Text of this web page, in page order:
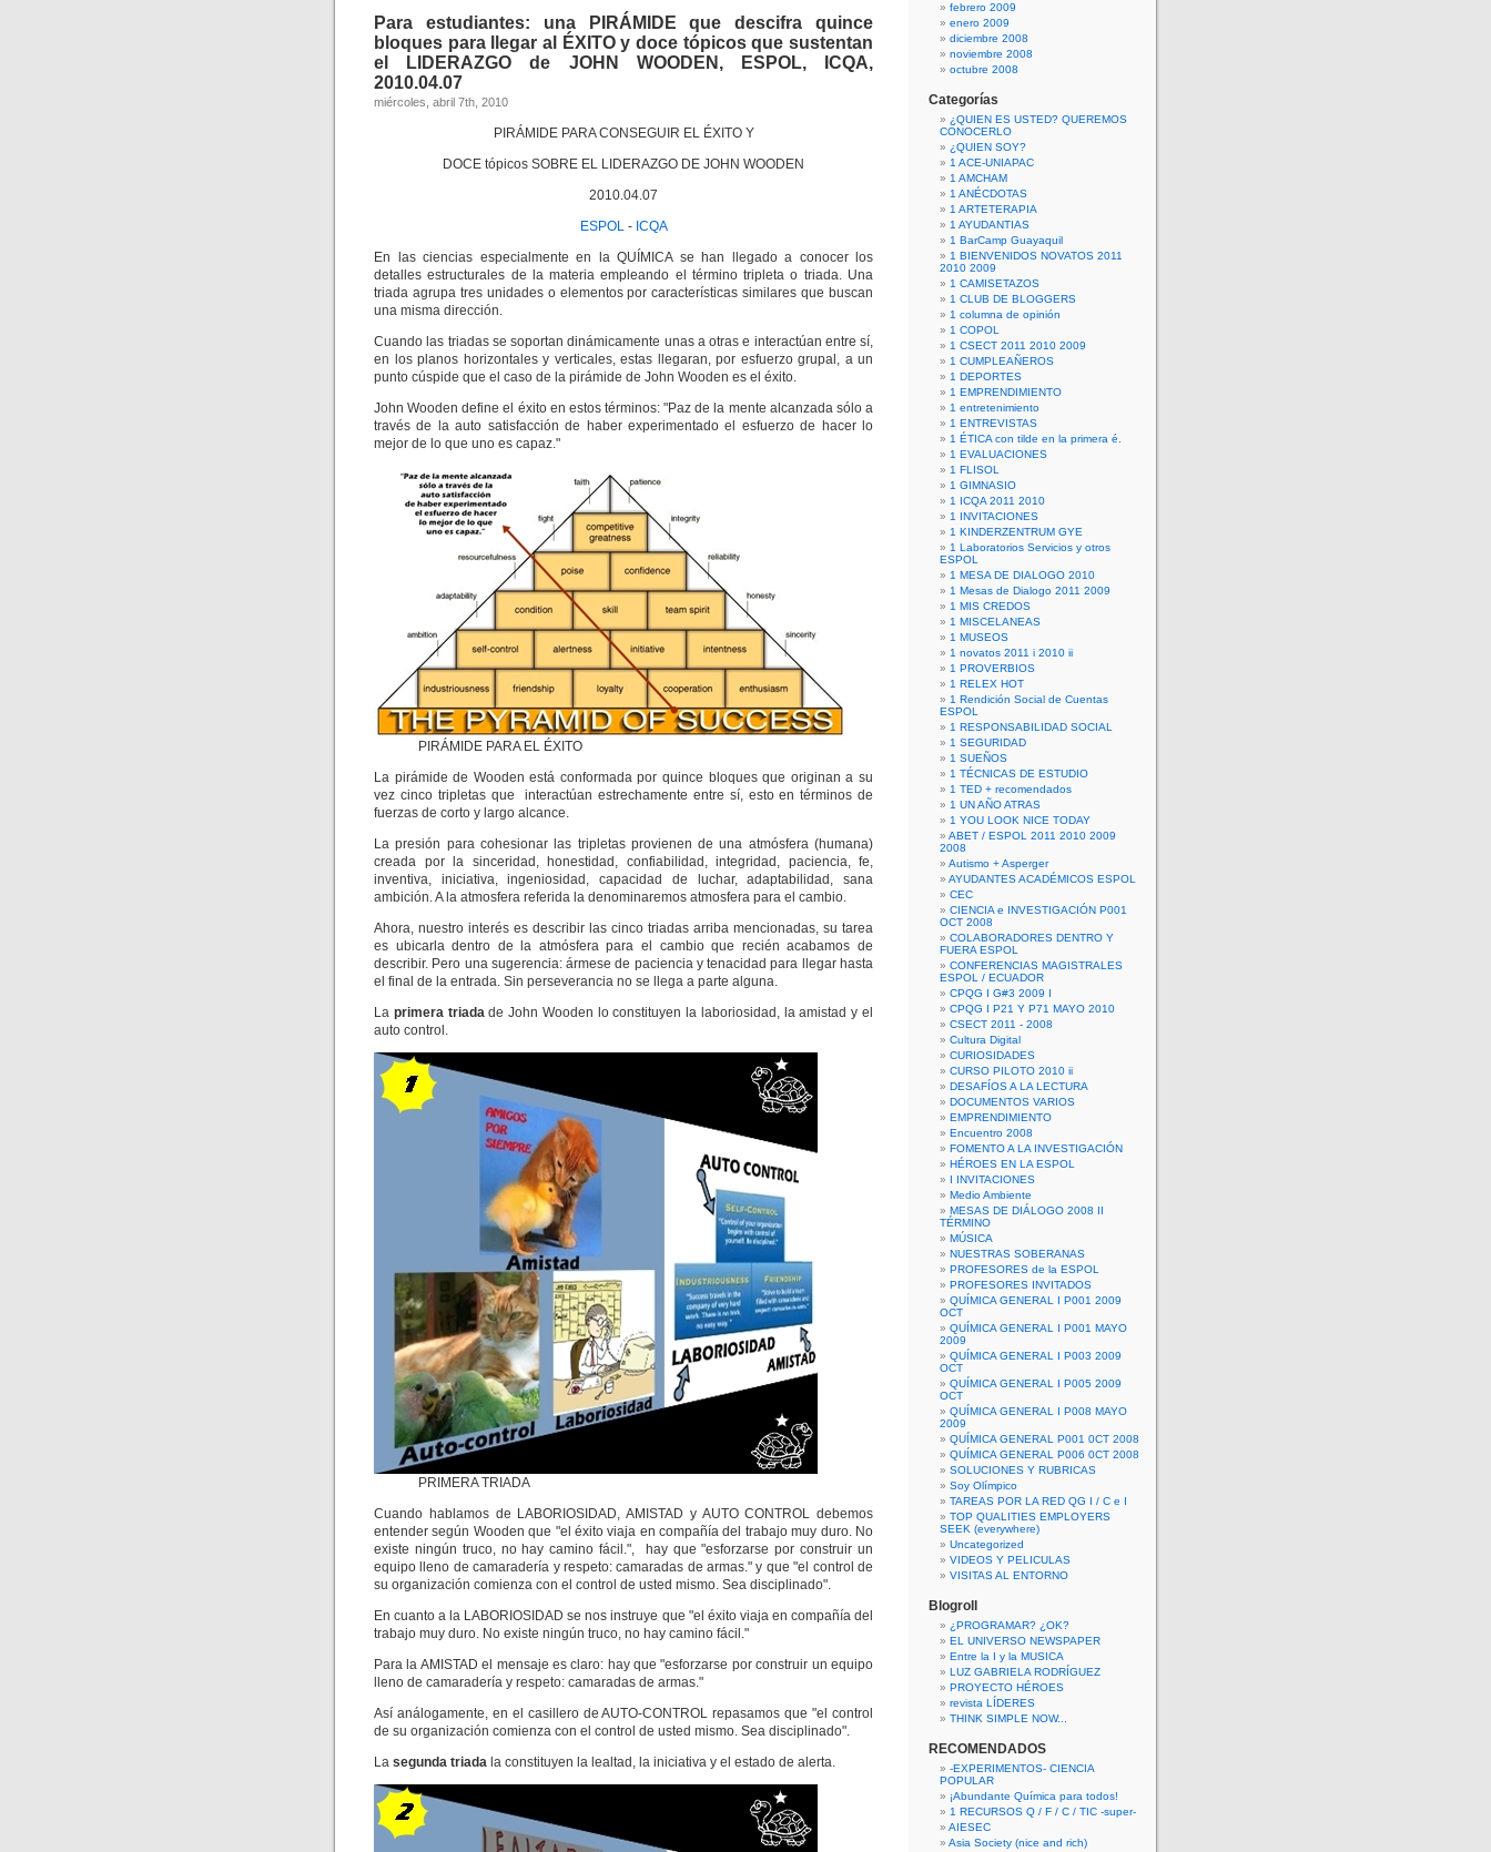
Para estudiantes: una PIRÁMIDE que descifra quince
bloques para llegar al ÉXITO y doce tópicos que sustentan
el LIDERAZGO de JOHN WOODEN, ESPOL, ICQA,
2010.04.07
miércoles, abril 7th, 2010
PIRÁMIDE PARA CONSEGUIR EL ÉXITO Y
DOCE tópicos SOBRE EL LIDERAZGO DE JOHN WOODEN
2010.04.07
ESPOL- ICQA
En las ciencias especialmente en la QUÍMICA se han llegado a conocer los
detalles estructurales de la materia empleando el término tripleta o triada. Una
triada agrupa tres unidades o elementos por características similares que buscan
una misma dirección.
Cuando las triadas se soportan dinámicamente unas a otras e interactúan entre sí,
en los planos horizontales y verticales, estas llegaran, por esfuerzo grupal, a un
punto cúspide que el caso de la pirámide de John Wooden es el éxito.
John Wooden define el éxito en estos términos: "Paz de la mente alcanzada sólo a
través de la auto satisfacción de haber experimentado el esfuerzo de hacer lo
mejor de lo que uno es capaz."
PIRÁMIDE PARA EL ÉXITO
La pirámide de Wooden está conformada por quince bloques que originan a su
vez cinco tripletas que interactúan estrechamente entre sí, esto en términos de
fuerzas de corto y largo alcance.
La presión para cohesionar las tripletas provienen de una atmósfera (humana)
creada por la sinceridad, honestidad, confiabilidad, integridad, paciencia, fe,
inventiva, iniciativa, ingeniosidad, capacidad de luchar, adaptabilidad, sana
ambición. A la atmosfera referida la denominaremos atmosfera para el cambio.
Ahora, nuestro interés es describir las cinco triadas arriba mencionadas, su tarea
es ubicarla dentro de la atmósfera para el cambio que recién acabamos de
describir. Pero una sugerencia: ármese de paciencia y tenacidad para llegar hasta
el final de la entrada. Sin perseverancia no se llega a parte alguna.
La primera triadade John Wooden lo constituyen la laboriosidad, la amistad y el
auto control.
PRIMERA TRIADA
Cuando hablamos de LABORIOSIDAD, AMISTAD y AUTO CONTROL debemos
entender según Wooden que "el éxito viaja en compañía del trabajo muy duro. No
existe ningún truco, no hay camino fácil.", hay que "esforzarse por construir un
equipo lleno de camaradería y respeto: camaradas de armas." y que "el control de
su organización comienza con el control de usted mismo. Sea disciplinado".
En cuanto a la LABORIOSIDAD se nos instruye que "el éxito viaja en compañía del
trabajo muy duro. No existe ningún truco, no hay camino fácil."
Para la AMISTAD el mensaje es claro: hay que "esforzarse por construir un equipo
lleno de camaradería y respeto: camaradas de armas."
Así análogamente, en el casillero de AUTO-CONTROL repasamos que "el control
de su organización comienza con el control de usted mismo. Sea disciplinado".
La segunda triada la constituyen la lealtad, la iniciativa y el estado de alerta.
febrero 2009
enero 2009
diciembre 2008
noviembre 2008
octubre 2008
Categorías
¿QUIEN ES USTED? QUEREMOS
CONOCERLO
¿QUIEN SOY?
1 ACE-UNIAPAC
1 AMCHAM
1 ANÉCDOTAS
1 ARTETERAPIA
1 AYUDANTIAS
1 BarCamp Guayaquil
1 BIENVENIDOS NOVATOS 2011
2010 2009
1 CAMISETAZOS
1 CLUB DE BLOGGERS
1 columna de opinión
1 COPOL
1 CSECT 2011 2010 2009
1 CUMPLEAÑEROS
1 DEPORTES
1 EMPRENDIMIENTO
1 entretenimiento
1 ENTREVISTAS
1 ÉTICA con tilde en la primera é.
1 EVALUACIONES
1 FLISOL
1 GIMNASIO
1 ICQA 2011 2010
1 INVITACIONES
1 KINDERZENTRUM GYE
1 Laboratorios Servicios y otros
ESPOL
1 MESA DE DIALOGO 2010
1 Mesas de Dialogo 2011 2009
1 MIS CREDOS
1 MISCELANEAS
1 MUSEOS
1 novatos 2011 i 2010 ii
1 PROVERBIOS
1 RELEX HOT
1 Rendición Social de Cuentas
ESPOL
1 RESPONSABILIDAD SOCIAL
1 SEGURIDAD
1 SUEÑOS
1 TÉCNICAS DE ESTUDIO
1 TED + recomendados
1 UN AÑO ATRAS
1 YOU LOOK NICE TODAY
ABET / ESPOL 2011 2010 2009
2008
Autismo + Asperger
AYUDANTES ACADÉMICOS ESPOL
CEC
CIENCIA e INVESTIGACIÓN P001
OCT 2008
COLABORADORES DENTRO Y
FUERA ESPOL
CONFERENCIAS MAGISTRALES
ESPOL / ECUADOR
CPQG I G#3 2009 I
CPQG I P21 Y P71 MAYO 2010
CSECT 2011 - 2008
Cultura Digital
CURIOSIDADES
CURSO PILOTO 2010 ii
DESAFÍOS A LA LECTURA
DOCUMENTOS VARIOS
EMPRENDIMIENTO
Encuentro 2008
FOMENTO A LA INVESTIGACIÓN
HÉROES EN LA ESPOL
I INVITACIONES
Medio Ambiente
MESAS DE DIÁLOGO 2008 II
TÉRMINO
MÚSICA
NUESTRAS SOBERANAS
PROFESORES de la ESPOL
PROFESORES INVITADOS
QUÍMICA GENERAL I P001 2009
OCT
QUÍMICA GENERAL I P001 MAYO
2009
QUÍMICA GENERAL I P003 2009
OCT
QUÍMICA GENERAL I P005 2009
OCT
QUÍMICA GENERAL I P008 MAYO
2009
QUÍMICA GENERAL P001 0CT 2008
QUÍMICA GENERAL P006 0CT 2008
SOLUCIONES Y RUBRICAS
Soy Olímpico
TAREAS POR LA RED QG I / C e I
TOP QUALITIES EMPLOYERS
SEEK (everywhere)
Uncategorized
VIDEOS Y PELICULAS
VISITAS AL ENTORNO
Blogroll
¿PROGRAMAR? ¿OK?
EL UNIVERSO NEWSPAPER
Entre la I y la MUSICA
LUZ GABRIELA RODRÍGUEZ
PROYECTO HÉROES
revista LÍDERES
THINK SIMPLE NOW...
RECOMENDADOS
-EXPERIMENTOS- CIENCIA
POPULAR
¡Abundante Química para todos!
1 RECURSOS Q / F / C / TIC -super-
AIESEC
Asia Society (nice and rich)